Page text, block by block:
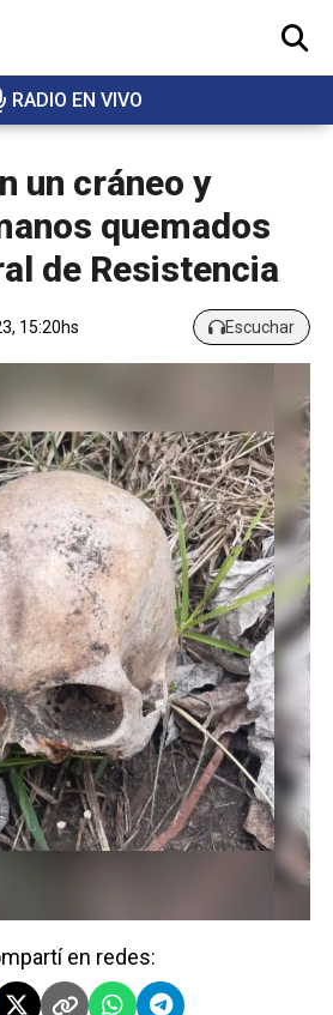
RADIO EN VIVO
BUSCAR
un cráneo y
quemados
de Resistencia
15:20hs Escuchar
en redes: